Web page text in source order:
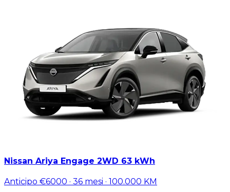
Nissan Ariya Engage 2WD 63 kWh
Anticipo €6000 · 36 mesi · 100.000 KM